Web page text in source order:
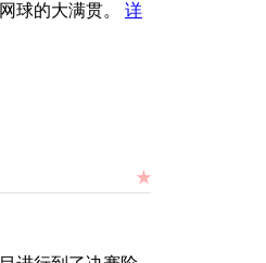
球的大满贯。 详
★